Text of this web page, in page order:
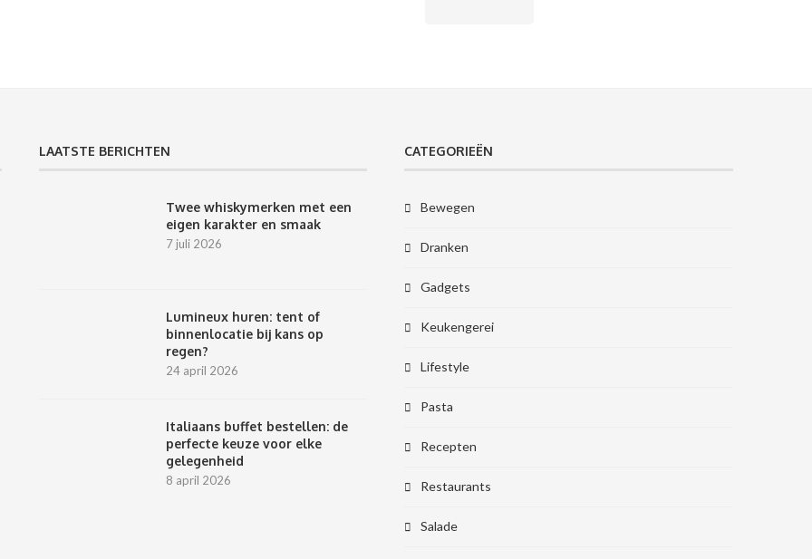
LAATSTE BERICHTEN
Twee whiskymerken met een
eigen karakter en smaak
7 juli 2026
Lumineux huren: tent of
binnenlocatie bij kans op
regen?
24 april 2026
Italiaans buffet bestellen: de
perfecte keuze voor elke
gelegenheid
8 april 2026
CATEGORIEËN
Bewegen
Dranken
Gadgets
Keukengerei
Lifestyle
Pasta
Recepten
Restaurants
Salade